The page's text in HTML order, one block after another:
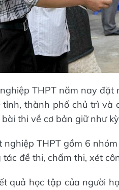
THPT năm nay
thành phố chủ trì và
thi về cơ bản giữ như
THPT gồm 6
tác đề thi, chấm thi, xét
quả học tập của người